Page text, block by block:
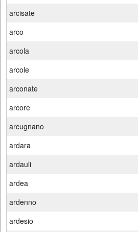
arcisate
arco
arcola
arcole
arconate
arcore
arcugnano
ardara
ardauli
ardea
ardenno
ardesio